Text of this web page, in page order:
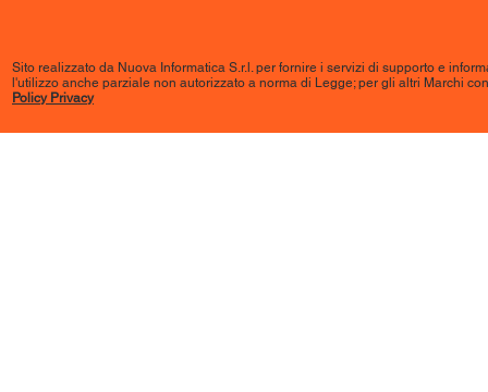
Sito realizzato da Nuova Informatica S.r.l. per fornire i servizi di supporto e
l'utilizzo anche parziale non autorizzato a norma di Legge; per gli altri Marchi
Policy Privacy